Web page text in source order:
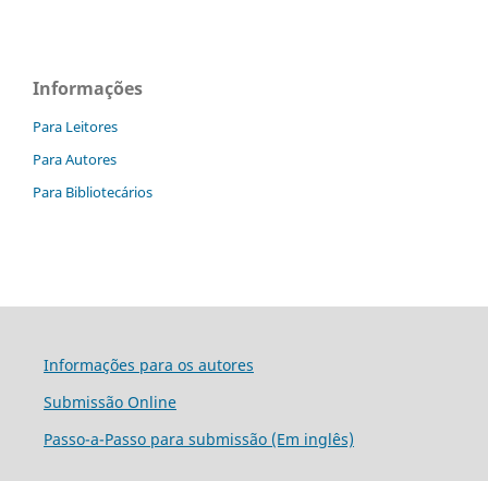
Informações
Para Leitores
Para Autores
Para Bibliotecários
Informações para os autores
Submissão Online
Passo-a-Passo para submissão (Em inglês)